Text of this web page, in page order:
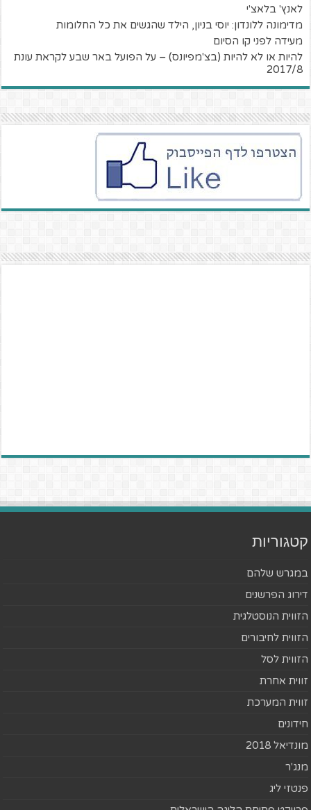
לאנץ' בלאצ'י
מדימונה ללונדון: יוסי בניון, הילד שהגשים את כל החלומות
מעידה לפני קו הסיום
להיות או לא להיות (בצ'מפיונס) – על הפועל באר שבע לקראת עונת
2017/8
קטגוריות
במגרש שלהם
דירוג הפרשנים
הזווית הנוסטלגית
הזווית לחיבורים
הזווית לסל
זווית אחרת
זווית המערכת
חידונים
מונדיאל 2018
מנג'ר
פנטזי ליג